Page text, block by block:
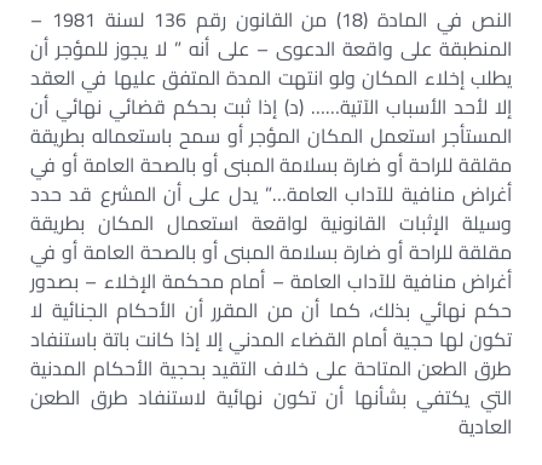
النص في المادة (18) من القانون رقم 136 لسنة 1981 –
المنطبقة على واقعة الدعوى – على أنه ” لا يجوز للمؤجر أن
يطلب إخلاء المكان ولو انتهت المدة المتفق عليها في العقد
إلا لأحد الأسباب الآتية…… (د) إذا ثبت بحكم قضائي نهائي أن
المستأجر استعمل المكان المؤجر أو سمح باستعماله بطريقة
مقلقة للراحة أو ضارة بسلامة المبنى أو بالصحة العامة أو في
أغراض منافية للآداب العامة…” يدل على أن المشرع قد حدد
وسيلة الإثبات القانونية لواقعة استعمال المكان بطريقة
مقلقة للراحة أو ضارة بسلامة المبنى أو بالصحة العامة أو في
أغراض منافية للآداب العامة – أمام محكمة الإخلاء – بصدور
حكم نهائي بذلك، كما أن من المقرر أن الأحكام الجنائية لا
تكون لها حجية أمام القضاء المدني إلا إذا كانت باتة باستنفاد
طرق الطعن المتاحة على خلاف التقيد بحجية الأحكام المدنية
التي يكتفي بشأنها أن تكون نهائية لاستنفاد طرق الطعن
العادية